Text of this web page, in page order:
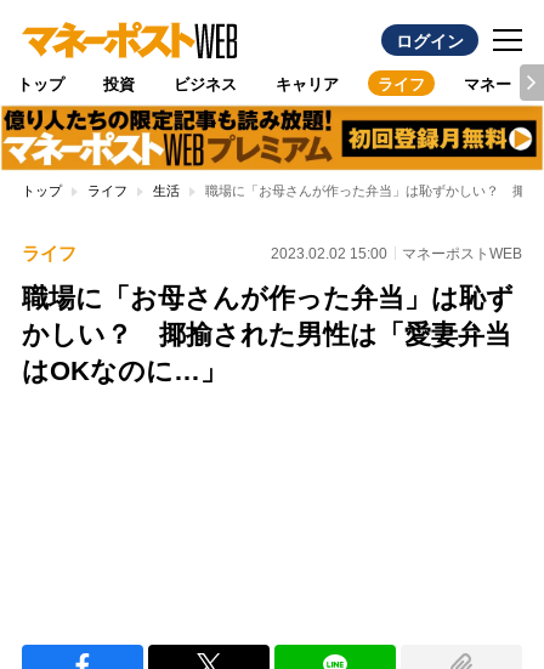
ログイン
トップ 投資 ビジネス キャリア ライフ マネー
トップ ライフ 生活 職場に「お母さんが作った弁当」は恥ずかしい？ 揶
ライフ 2023.02.02 15:00 マネーポストWEB
職場に「お母さんが作った弁当」は恥ず
かしい？ 揶揄された男性は「愛妻弁当
はOKなのに…」